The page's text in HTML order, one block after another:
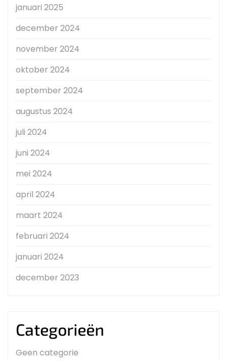
januari 2025
december 2024
november 2024
oktober 2024
september 2024
augustus 2024
juli 2024
juni 2024
mei 2024
april 2024
maart 2024
februari 2024
januari 2024
december 2023
Categorieën
Geen categorie